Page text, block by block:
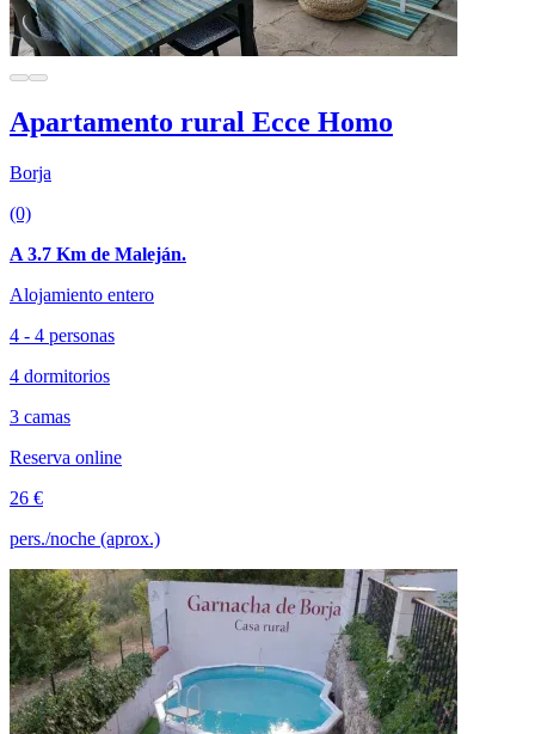
Apartamento rural Ecce Homo
Borja
(0)
A 3.7 Km de Maleján.
Alojamiento entero
4 - 4 personas
4 dormitorios
3 camas
Reserva online
26 €
pers./noche (aprox.)